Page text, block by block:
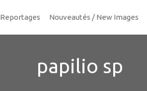
Reportages Nouveautés / New Images
papilio sp